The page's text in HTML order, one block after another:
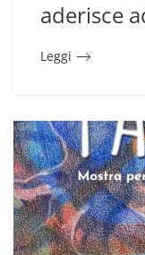
aderisce
Leggi